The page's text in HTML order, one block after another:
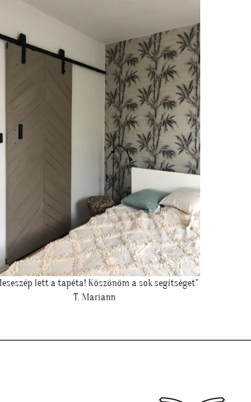
a tapéták az eredmény magáért beszél!:)"
H. Anita